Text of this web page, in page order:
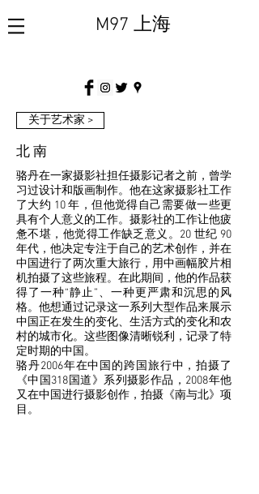
M97 上海
关于艺术家 >
北 南
骆丹在一家摄影社担任摄影记者之前，曾学
习过设计和版画制作。他在这家摄影社工作
了大约 10 年，但他觉得自己需要做一些更
具有个人意义的工作。摄影社的工作让他疲
惫不堪，他觉得工作缺乏意义。20 世纪 90
年代，他决定专注于自己的艺术创作，并在
中国进行了两次重大旅行，用中画幅胶片相
机拍摄了这些旅程。在此期间，他的作品获
得了一种“静止”、一种更严肃和沉思的风
格。他想通过记录这一系列大型作品来展示
中国正在发生的变化、生活方式的变化和农
村的城市化。这些图像清晰锐利，记录了特
定时期的中国。
骆丹2006年在中国的跨国旅行中，拍摄了
《中国318国道》系列摄影作品，2008年他
又在中国进行摄影创作，拍摄《南与北》项
目。